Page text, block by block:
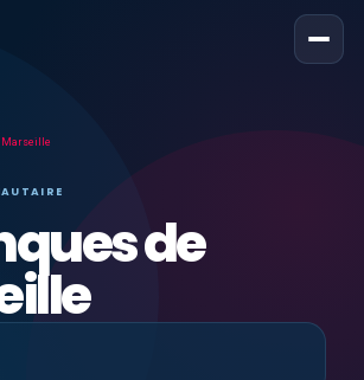
Marseille
de